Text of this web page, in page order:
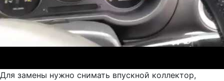
Для замены нужно снимать впускной коллектор,